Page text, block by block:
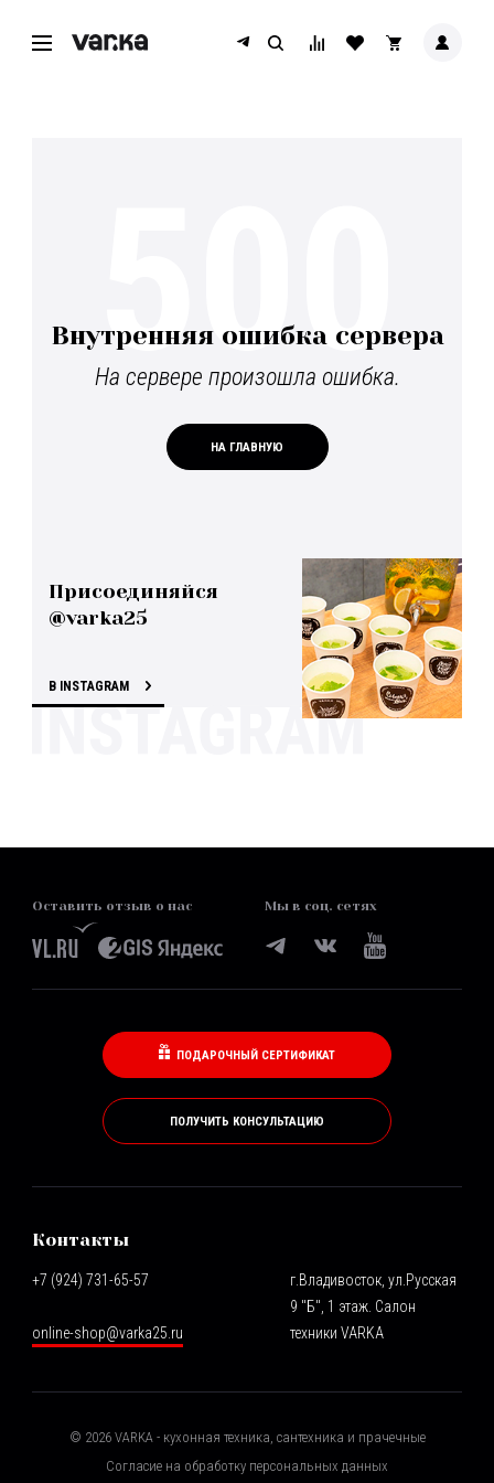
Внутренняя ошибка сервера
На сервере произошла ошибка.
НА ГЛАВНУЮ
500
Присоединяйся
@varka25
В INSTAGRAM
Оставить отзыв о нас Мы в соц. сетях
ПОДАРОЧНЫЙ СЕРТИФИКАТ
ПОЛУЧИТЬ КОНСУЛЬТАЦИЮ
Контакты
+7 (924) 731-65-57
online-shop@varka25.ru
г.Владивосток, ул.Русская
9 "Б", 1 этаж. Салон
техники VARKA
© 2026VARKA - кухонная техника, сантехника и прачечные
Согласие на обработку персональных данных